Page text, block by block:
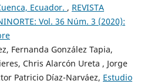
Ecuador. , REVISTA
Vol. 36 Núm. 3 (2020):
Fernanda González Tapia,
Chris Alarcón Ureta , Jorge
Patricio Díaz-Narváez, Estudio